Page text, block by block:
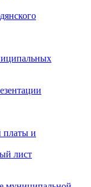
платы и
лист